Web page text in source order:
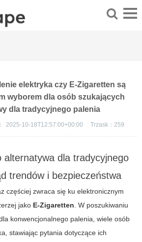
elektryka czy E-Zigaretten są
wyborem dla osób szukających
dla tradycyjnego palenia
2025-10-18T12:57:00+00:00 Trzask： 259
alternatywa dla tradycyjnego
trendów i bezpieczeństwa
częściej zwraca się ku elektronicznym
jako E-Zigaretten. W poszukiwaniu
konwencjonalnego palenia, wiele osób
stawiając pytania dotyczące ich